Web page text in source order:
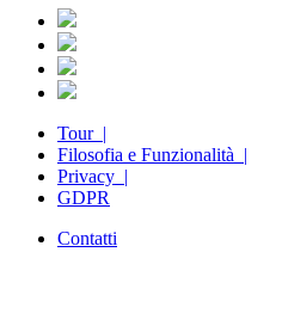
Tour |
Filosofia e Funzionalità |
Privacy |
GDPR
Contatti